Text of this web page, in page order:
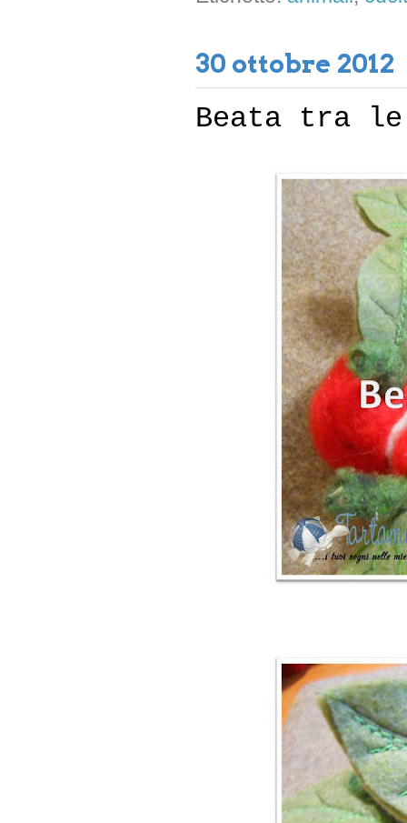
30 ottobre 2012
Beata tra